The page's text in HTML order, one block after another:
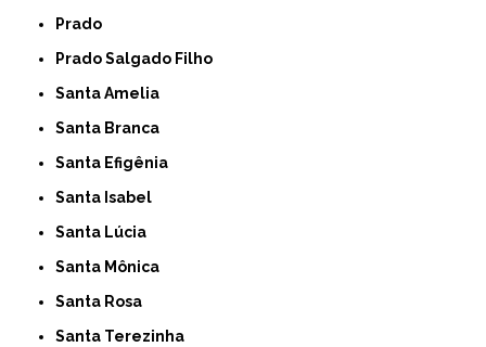
Prado
Prado Salgado Filho
Santa Amelia
Santa Branca
Santa Efigênia
Santa Isabel
Santa Lúcia
Santa Mônica
Santa Rosa
Santa Terezinha